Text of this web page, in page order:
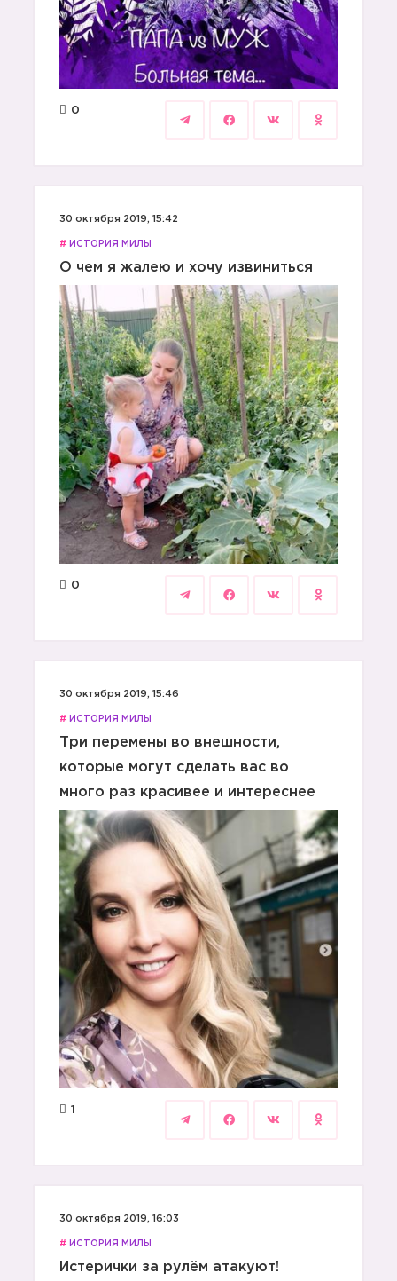
0
30 октября 2019, 15:42
# ИСТОРИЯ МИЛЫ
О чем я жалею и хочу извиниться
0
30 октября 2019, 15:46
# ИСТОРИЯ МИЛЫ
Три перемены во внешности,
которые могут сделать вас во
много раз красивее и интереснее
1
30 октября 2019, 16:03
# ИСТОРИЯ МИЛЫ
Истерички за рулём атакуют!